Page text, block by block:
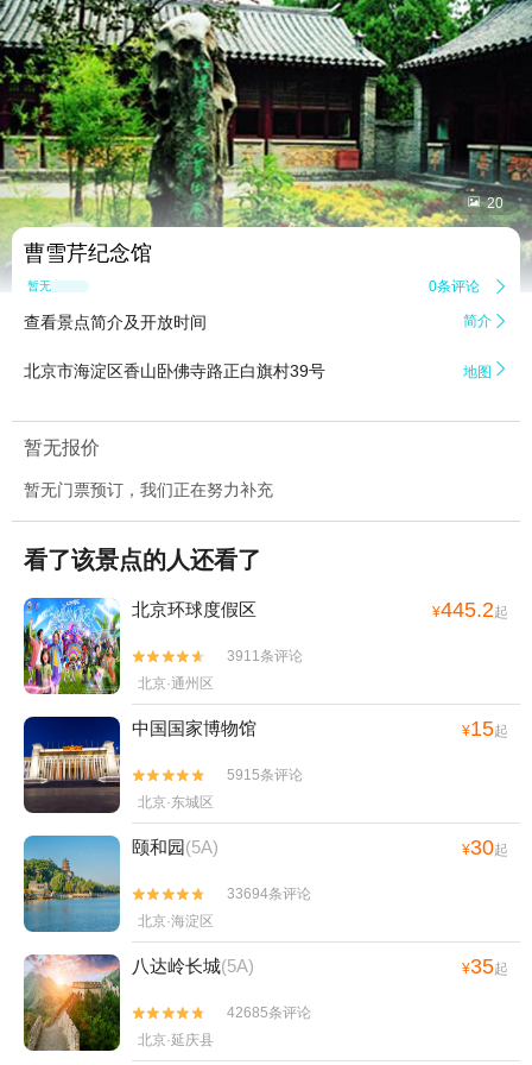
 20
曹雪芹纪念馆
暂无点评 0条评论 
查看景点简介及开放时间 简介 
北京市海淀区香山卧佛寺路正白旗村39号 地图 
暂无报价
暂无门票预订，我们正在努力补充
看了该景点的人还看了
北京环球度假区 ¥445.2起


3911条评论
北京·通州区
中国国家博物馆 ¥15起


5915条评论
北京·东城区
颐和园(5A) ¥30起


33694条评论
北京·海淀区
八达岭长城(5A) ¥35起


42685条评论
北京·延庆县
